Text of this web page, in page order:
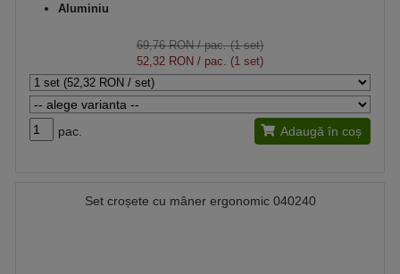
Aluminiu
69,76 RON/ pac. (1 set)
52,32 RON / pac. (1 set)
pac. Adaugă în coș
Set croșete cu mâner ergonomic 040240